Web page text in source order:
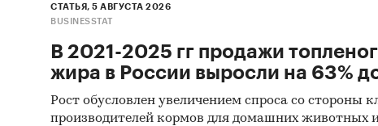
СТАТЬЯ, 5 АВГУСТА 2026
BUSINESSTAT
В 2021-2025 гг продажи
жира в России выросли на 63%
Рост обусловлен увеличением спроса со стороны
производителей кормов для домашних животных